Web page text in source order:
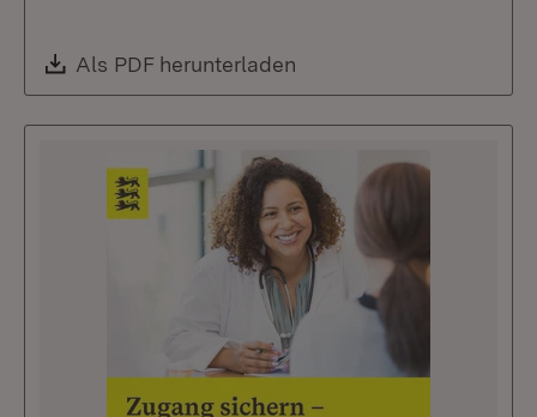
Download:
Als PDF herunterladen